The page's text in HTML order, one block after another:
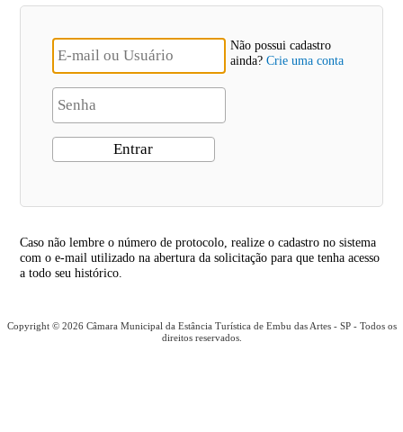
Não possui cadastro
ainda?Crie uma conta
Caso não lembre o número de protocolo, realize o cadastro no sistema
com o e-mail utilizado na abertura da solicitação para que tenha acesso
a todo seu histórico.
Copyright © 2026 Câmara Municipal da Estância Turística de Embu das Artes - SP - Todos os
direitos reservados.